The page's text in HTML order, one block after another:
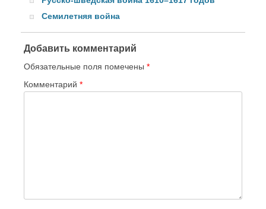
Семилетняя война
Добавить комментарий
Обязательные поля помечены *
Комментарий *